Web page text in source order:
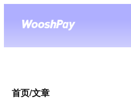
首页/文章